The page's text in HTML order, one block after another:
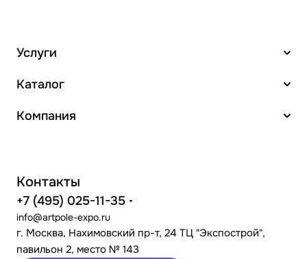
Услуги
Каталог
Компания
Контакты
+7 (495) 025-11-35
info@artpole-expo.ru
г. Москва, Нахимовский пр-т, 24 ТЦ "Экспострой",
павильон 2, место № 143